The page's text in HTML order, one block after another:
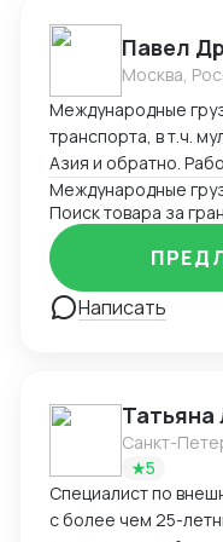
поставщиками), -
качествеПавел
Москва,
Международные
транспорта, в т.ч.
Азия и обратно.
Ираном. Поиск
проведение
максимально
для заказчика.
заказ в
контрагентов -
Международные
Поиск товара за
Написать
Татьяна
Санкт-
5
Специалист по
с более чем 25-